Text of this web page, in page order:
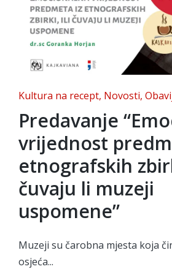
Posted
in
Kultura na recept Novosti
Predavanje
vrijednost
etnografskih
čuvaju li muzeji
uspomene”
Muzeji su čarobna mjesta koja
osjeća...